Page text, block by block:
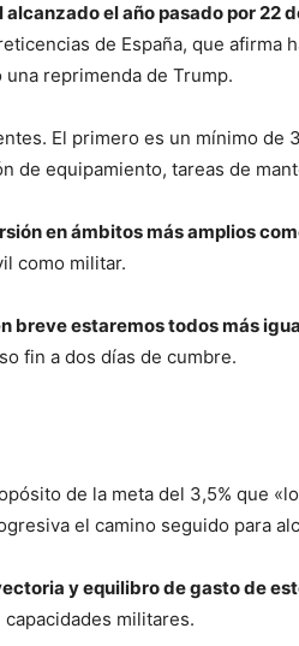
el año pasado por 22
de España, que afirma
una reprimenda de Trump.
El primero es un mínimo
de equipamiento, tareas de
en ámbitos más amplios
como militar.
breve estaremos todos más
fin a dos días de cumbre.
de la meta del 3,5% que
el camino seguido para
y equilibro de gasto de
militares.